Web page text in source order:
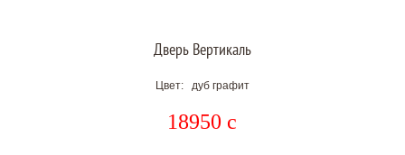
Дверь Вертикаль
Цвет: дуб графит
18950 c